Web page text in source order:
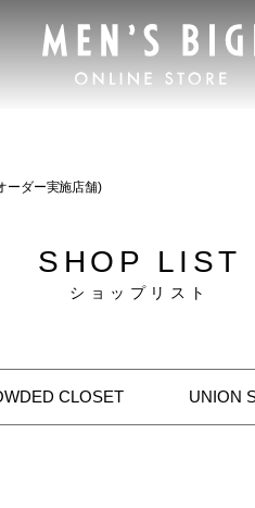
ーダー実施店舗)
SHOP LIST
ショップリスト
CLOSET UNION